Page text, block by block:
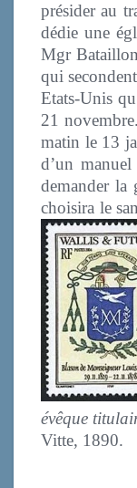
présider au
dédie une
Mgr
qui
Etats-Unis
21
matin le 13
d’un
demander la
choisira le
évêque
Vitte, 1890.